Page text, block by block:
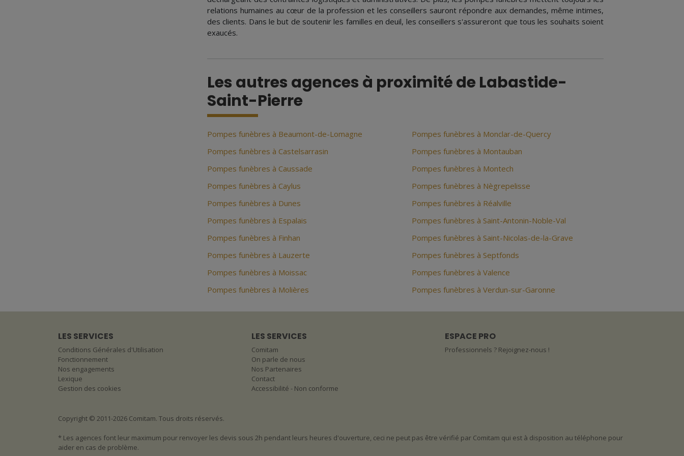
relations humaines au cœur de la profession et les conseillers sauront répondre aux demandes, même intimes,
des clients. Dans le but de soutenir les familles en deuil, les conseillers s'assureront que tous les souhaits soient
exaucés.
Les autres agences à proximité de Labastide-
Saint-Pierre
Pompes funèbres à Beaumont-de-Lomagne
Pompes funèbres à Castelsarrasin
Pompes funèbres à Caussade
Pompes funèbres à Caylus
Pompes funèbres à Dunes
Pompes funèbres à Espalais
Pompes funèbres à Finhan
Pompes funèbres à Lauzerte
Pompes funèbres à Moissac
Pompes funèbres à Molières
Pompes funèbres à Monclar-de-Quercy
Pompes funèbres à Montauban
Pompes funèbres à Montech
Pompes funèbres à Nègrepelisse
Pompes funèbres à Réalville
Pompes funèbres à Saint-Antonin-Noble-Val
Pompes funèbres à Saint-Nicolas-de-la-Grave
Pompes funèbres à Septfonds
Pompes funèbres à Valence
Pompes funèbres à Verdun-sur-Garonne
LES SERVICES
Conditions Générales d'Utilisation
Fonctionnement
Nos engagements
Lexique
Gestion des cookies
LES SERVICES
Comitam
On parle de nous
Nos Partenaires
Contact
Accessibilité - Non conforme
ESPACE PRO
Professionnels ? Rejoignez-nous !
Copyright © 2011-2026 Comitam. Tous droits réservés.
* Les agences font leur maximum pour renvoyer les devis sous 2h pendant leurs heures d'ouverture, ceci ne peut pas être vérifié par Comitam qui est à disposition au téléphone pour
aider en cas de problème.